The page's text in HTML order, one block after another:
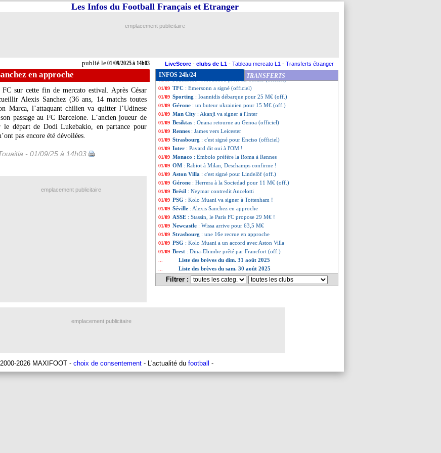
publié le01/09/2025 à 14h03
Les Infos du Football Français et Etranger
emplacement publicitaire
LiveScore - clubs de L1 - Tableau mercato L1 - Transferts étranger
en approche
sur cette fin de mercato estival. Après César
Alexis Sanchez(36 ans, 14 matchs toutes
Marca, l’attaquant chilien va quitter l’Udinese
passage au FC Barcelone. L’ancien joueur de
le départ de Dodi Lukebakio, en partance pour
pas encore été dévoilées.
- 01/09/25 à 14h03
INFOS 24h/24 TRANSFERTS
01/09 OM: Emerson jusqu'en 2027 (officiel)
01/09 Monaco : 27 M€ refusés pour Ilenikhena
01/09 Inter
01/09 Brest: Tousart a signé (officiel)
01/09 Brighton: Buonanotte prêté à Chelsea (off.)
: Nkounkou prêté au Torino (officiel)
01/09 TFC : Emersonn a signé (officiel)
01/09 Sporting : Ioannidis débarque pour 25 M€ (off.)
01/09 Gérone : un buteur ukrainien pour 15 M€ (off.)
01/09 Man City : Akanji va signer à l'Inter
01/09 Besiktas : Onana retourne au Genoa (officiel)
01/09 Rennes : James vers Leicester
01/09 Strasbourg : c'est signé pour Enciso (officiel)
01/09 Inter : Pavard dit oui à l'OM !
01/09 Monaco : Embolo préfère la Roma à Rennes
01/09 OM : Rabiot à Milan, Deschamps confirme !
01/09 Aston Villa : c'est signé pour Lindelöf (off.)
01/09 Gérone : Herrera à la Sociedad pour 11 M€ (off.)
01/09 Brésil : Neymar contredit Ancelotti
01/09 PSG : Kolo Muani va signer à Tottenham !
01/09 Séville : Alexis Sanchez en approche
01/09 ASSE : Stassin, le Paris FC propose 29 M€ !
01/09 Newcastle : Wissa arrive pour 63,5 M€
01/09 Strasbourg : une 16e recrue en approche
01/09 PSG : Kolo Muani a un accord avec Aston Villa
01/09 Brest : Dina-Ebimbe prêté par Francfort (off.)
Liste des brèves du dim. 31 août 2025
Liste des brèves du sam. 30 août 2025
Filtrer :
emplacement publicitaire
emplacement publicitaire
2026 MAXIFOOT - choix de consentement - L'actualité du football -